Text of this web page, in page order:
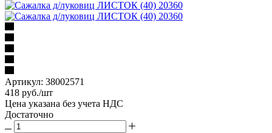
Артикул: 38002571
418 руб./шт
Цена указана без учета НДС
Достаточно